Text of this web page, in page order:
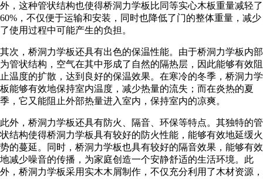
外，这种管状结构也使得桥洞力学板比同等实心木板重量减轻了
60%，不仅便于运输和安装，同时也降低了门的整体重量，减少
了使用过程中可能产生的负担。
其次，桥洞力学板还具有出色的保温性能。由于桥洞力学板内部
为管状结构，空气在其中形成了自然的隔热层，因此能够有效阻
止温度的扩散，达到良好的保温效果。在寒冷的冬季，桥洞力学
板能够有效地保持室内温度，减少热量的流失；而在炎热的夏
季，它又能阻止外部热量进入室内，保持室内的凉爽。
此外，桥洞力学板还具有防火、隔音、环保等特点。其独特的管
状结构使得桥洞力学板具有较好的防火性能，能够有效地延缓火
势的蔓延。同时，桥洞力学板也具有较好的隔音效果，能够有效
地减少噪音的传播，为家庭创造一个安静舒适的生活环境。此
外，桥洞力学板采用实木木屑制作，不仅充分利用了木材资源，